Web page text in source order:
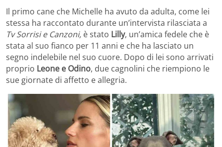
Il primo cane che Michelle ha avuto da adulta, come lei
stessa ha raccontato durante un’intervista rilasciata a
Tv Sorrisi e Canzoni, è stato Lilly, un’amica fedele che è
stata al suo fianco per 11 anni e che ha lasciato un
segno indelebile nel suo cuore. Dopo di lei sono arrivati
proprio Leone e Odino, due cagnolini che riempiono le
sue giornate di affetto e allegria.